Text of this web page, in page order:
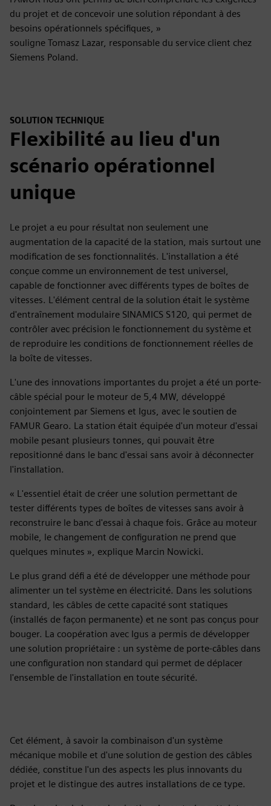
du projet et de concevoir une solution répondant à des
besoins opérationnels spécifiques, »
souligne Tomasz Lazar, responsable du service client chez
Siemens Poland.
SOLUTION TECHNIQUE
Flexibilité au lieu d'un
scénario opérationnel
unique
Le projet a eu pour résultat non seulement une
augmentation de la capacité de la station, mais surtout une
modification de ses fonctionnalités. L'installation a été
conçue comme un environnement de test universel,
capable de fonctionner avec différents types de boîtes de
vitesses. L'élément central de la solution était le système
d'entraînement modulaire SINAMICS S120, qui permet de
contrôler avec précision le fonctionnement du système et
de reproduire les conditions de fonctionnement réelles de
la boîte de vitesses.
L'une des innovations importantes du projet a été un porte-
câble spécial pour le moteur de 5,4 MW, développé
conjointement par Siemens et Igus, avec le soutien de
FAMUR Gearo. La station était équipée d'un moteur d'essai
mobile pesant plusieurs tonnes, qui pouvait être
repositionné dans le banc d'essai sans avoir à déconnecter
l'installation.
« L'essentiel était de créer une solution permettant de
tester différents types de boîtes de vitesses sans avoir à
reconstruire le banc d'essai à chaque fois. Grâce au moteur
mobile, le changement de configuration ne prend que
quelques minutes », explique Marcin Nowicki.
Le plus grand défi a été de développer une méthode pour
alimenter un tel système en électricité. Dans les solutions
standard, les câbles de cette capacité sont statiques
(installés de façon permanente) et ne sont pas conçus pour
bouger. La coopération avec Igus a permis de développer
une solution propriétaire : un système de porte-câbles dans
une configuration non standard qui permet de déplacer
l'ensemble de l'installation en toute sécurité.
Cet élément, à savoir la combinaison d'un système
mécanique mobile et d'une solution de gestion des câbles
dédiée, constitue l'un des aspects les plus innovants du
projet et le distingue des autres installations de ce type.